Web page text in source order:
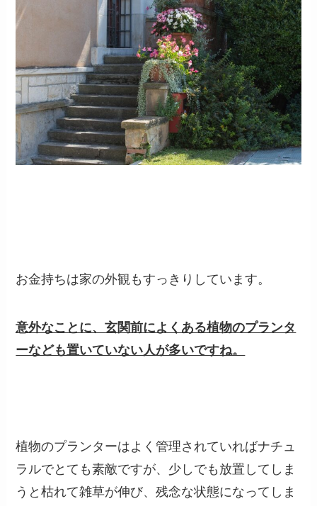
お金持ちは家の外観もすっきりしています。
意外なことに、玄関前によくある植物のプランタ
ーなども置いていない人が多いですね。
植物のプランターはよく管理されていればナチュ
ラルでとても素敵ですが、少しでも放置してしま
うと枯れて雑草が伸び、残念な状態になってしま